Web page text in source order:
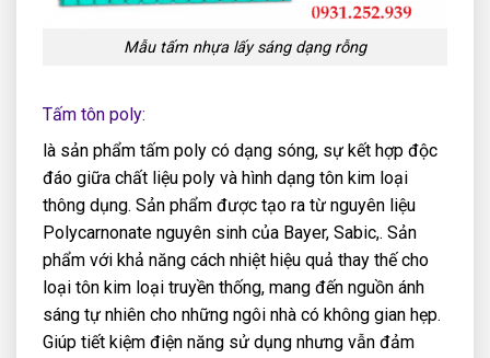
Mẫu tấm nhựa lấy sáng dạng rỗng
Tấm tôn poly:
là sản phẩm tấm poly có dạng sóng, sự kết hợp độc
đáo giữa chất liệu poly và hình dạng tôn kim loại
thông dụng. Sản phẩm được tạo ra từ nguyên liệu
Polycarnonate nguyên sinh của Bayer, Sabic,. Sản
phẩm với khả năng cách nhiệt hiệu quả thay thế cho
loại tôn kim loại truyền thống, mang đến nguồn ánh
sáng tự nhiên cho những ngôi nhà có không gian hẹp.
Giúp tiết kiệm điện năng sử dụng nhưng vẫn đảm